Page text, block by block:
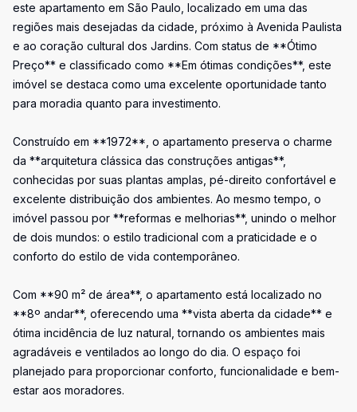
este apartamento em São Paulo, localizado em uma das
regiões mais desejadas da cidade, próximo à Avenida Paulista
e ao coração cultural dos Jardins. Com status de **Ótimo
Preço** e classificado como **Em ótimas condições**, este
imóvel se destaca como uma excelente oportunidade tanto
para moradia quanto para investimento.
Construído em **1972**, o apartamento preserva o charme
da **arquitetura clássica das construções antigas**,
conhecidas por suas plantas amplas, pé-direito confortável e
excelente distribuição dos ambientes. Ao mesmo tempo, o
imóvel passou por **reformas e melhorias**, unindo o melhor
de dois mundos: o estilo tradicional com a praticidade e o
conforto do estilo de vida contemporâneo.
Com **90 m² de área**, o apartamento está localizado no
**8º andar**, oferecendo uma **vista aberta da cidade** e
ótima incidência de luz natural, tornando os ambientes mais
agradáveis e ventilados ao longo do dia. O espaço foi
planejado para proporcionar conforto, funcionalidade e bem-
estar aos moradores.